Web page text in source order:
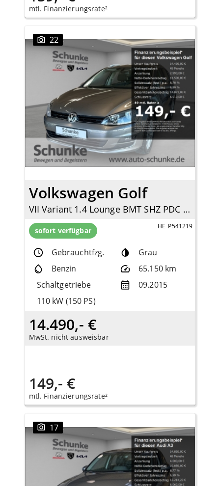
mtl. Finanzierungsrate²
22
Volkswagen Golf
VII Variant 1.4 Lounge BMT SHZ PDC Tempomat Allwetter
sofort verfügbar HE_P541219
Gebrauchtfzg.
Grau
Benzin
65.150 km
Schaltgetriebe
09.2015
110 kW (150 PS)
14.490,- €
MwSt. nicht ausweisbar
149,- €
mtl. Finanzierungsrate²
17